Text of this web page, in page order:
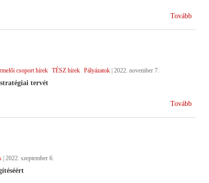
Tovább
csoport hírek TÉSZ hírek Pályázatok 2022. november 7.
tervét
Tovább
2022. szeptember 6.